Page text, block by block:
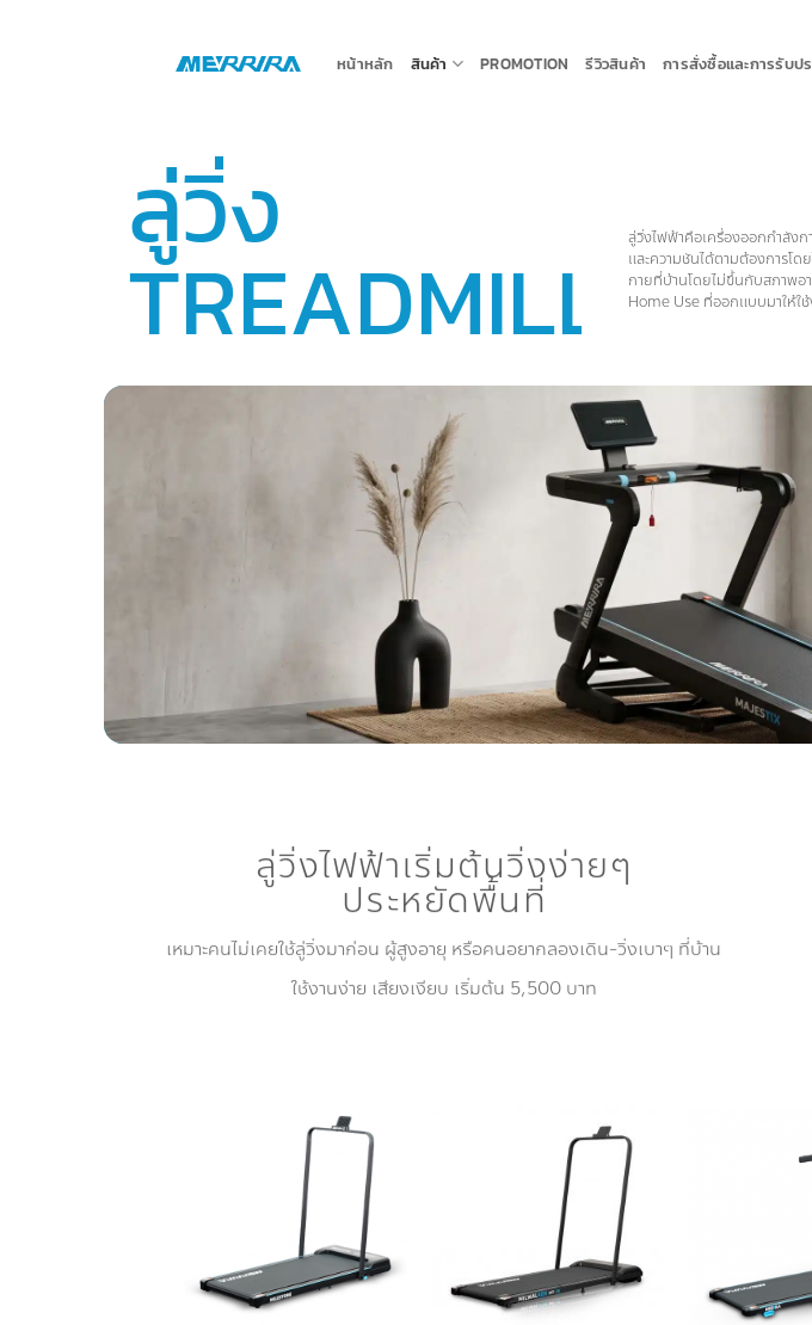
หน้าหลัก สินค้า PROMOTION รีวิวสินค้า การสั่งซื้อและการรับป
ลู่วิ่ง
TREADMILL
ลู่วิ่งไฟฟ้าคือเครื่องออกกำลัง
และความชันได้ตามต้องการโ
กายที่บ้านโดยไม่ขึ้นกับสภาพอ
Home Use ที่ออกแบบมาให้ใ
ลู่วิ่งไฟฟ้าเริ่มต้นวิ่งง่ายๆ
ประหยัดพื้นที่
เหมาะคนไม่เคยใช้ลู่วิ่งมาก่อน ผู้สูงอายุ หรือคนอยากลองเดิน-วิ่งเบาๆ ที่บ้าน
ใช้งานง่าย เสียงเงียบ เริ่มต้น 5,500 บาท
Add to
Wishlist
Add to
Wishlist